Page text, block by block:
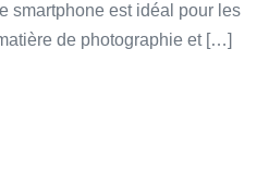
smartphone est idéal pour les
de photographie et […]